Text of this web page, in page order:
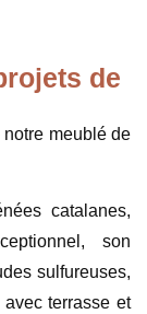
de
meublé de
catalanes,
son
sulfureuses,
avec terrasse et